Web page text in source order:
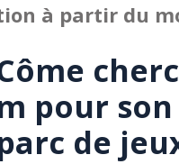
à partir du
pour son
de